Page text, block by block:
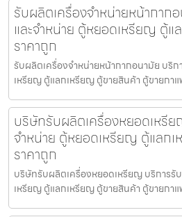
รับผลิตเครื่องจำหน่ายหน้ากาก
และจำหน่าย ตู้หยอดเหรียญ ตู้
ราคาถูก
รับผลิตเครื่องจำหน่ายหน้ากากอนามัย บริ
เหรียญ ตู้แลกเหรียญ ตู้ขายสินค้า ตู้ขายกา
บริษัทรับผลิตเครื่องหยอดเหรี
จำหน่าย ตู้หยอดเหรียญ ตู้แลก
ราคาถูก
บริษัทรับผลิตเครื่องหยอดเหรียญ บริการรั
เหรียญ ตู้แลกเหรียญ ตู้ขายสินค้า ตู้ขายกา